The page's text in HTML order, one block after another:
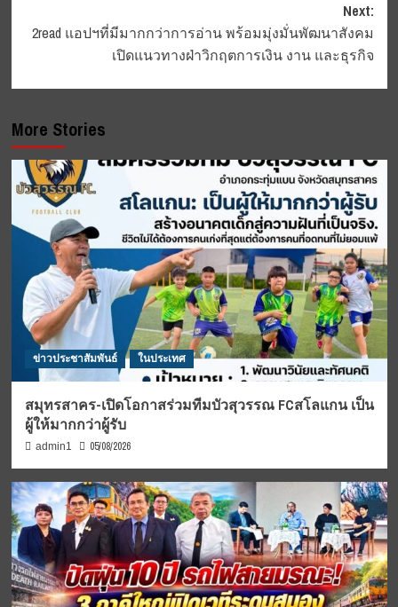
Next:
2read แอปฯที่มีมากกว่าการอ่าน พร้อมมุ่งมั่นพัฒนาสังคม
เปิดแนวทางฝ่าวิกฤตการเงิน งาน และธุรกิจ
More Stories
ข่าวประชาสัมพันธ์ ในประเทศ
สมุทรสาคร-เปิดโอกาสร่วมทีมบัวสุวรรณ FCสโลแกน เป็น
ผู้ให้มากกว่าผู้รับ
admin1 05/08/2026